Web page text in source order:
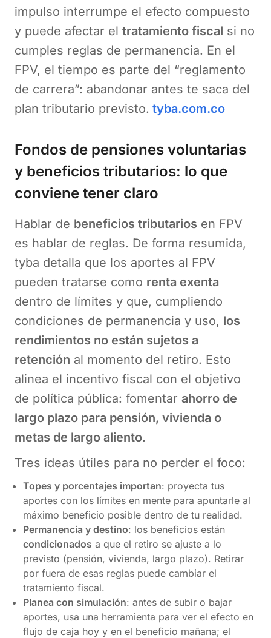
impulso interrumpe el efecto compuesto
y puede afectar el tratamiento fiscal si no
cumples reglas de permanencia. En el
FPV, el tiempo es parte del “reglamento
de carrera”: abandonar antes te saca del
plan tributario previsto. tyba.com.co
Fondos de pensiones voluntarias
y beneficios tributarios: lo que
conviene tener claro
Hablar de beneficios tributarios en FPV
es hablar de reglas. De forma resumida,
tyba detalla que los aportes al FPV
pueden tratarse como renta exenta
dentro de límites y que, cumpliendo
condiciones de permanencia y uso, los
rendimientos no están sujetos a
retención al momento del retiro. Esto
alinea el incentivo fiscal con el objetivo
de política pública: fomentar ahorro de
largo plazo para pensión, vivienda o
metas de largo aliento.
Tres ideas útiles para no perder el foco:
Topes y porcentajes importan: proyecta tus
aportes con los límites en mente para apuntarle al
máximo beneficio posible dentro de tu realidad.
Permanencia y destino: los beneficios están
condicionados a que el retiro se ajuste a lo
previsto (pensión, vivienda, largo plazo). Retirar
por fuera de esas reglas puede cambiar el
tratamiento fiscal.
Planea con simulación: antes de subir o bajar
aportes, usa una herramienta para ver el efecto en
flujo de caja hoy y en el beneficio mañana; el